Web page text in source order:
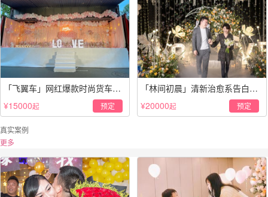
「飞翼车」网红爆款时尚货车求
婚
¥15000起 预定
「林间初晨」清新治愈系告白仪
式
¥20000起 预定
真实案例
更多